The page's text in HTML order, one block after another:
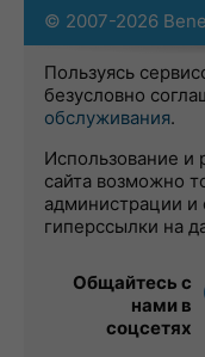
© 2007-2026
Пользуясь
безусловно
обслуживания.
Использование и
сайта возможно
администрации и
гиперссылки на
Общайтесь с
нами в
соцсетях